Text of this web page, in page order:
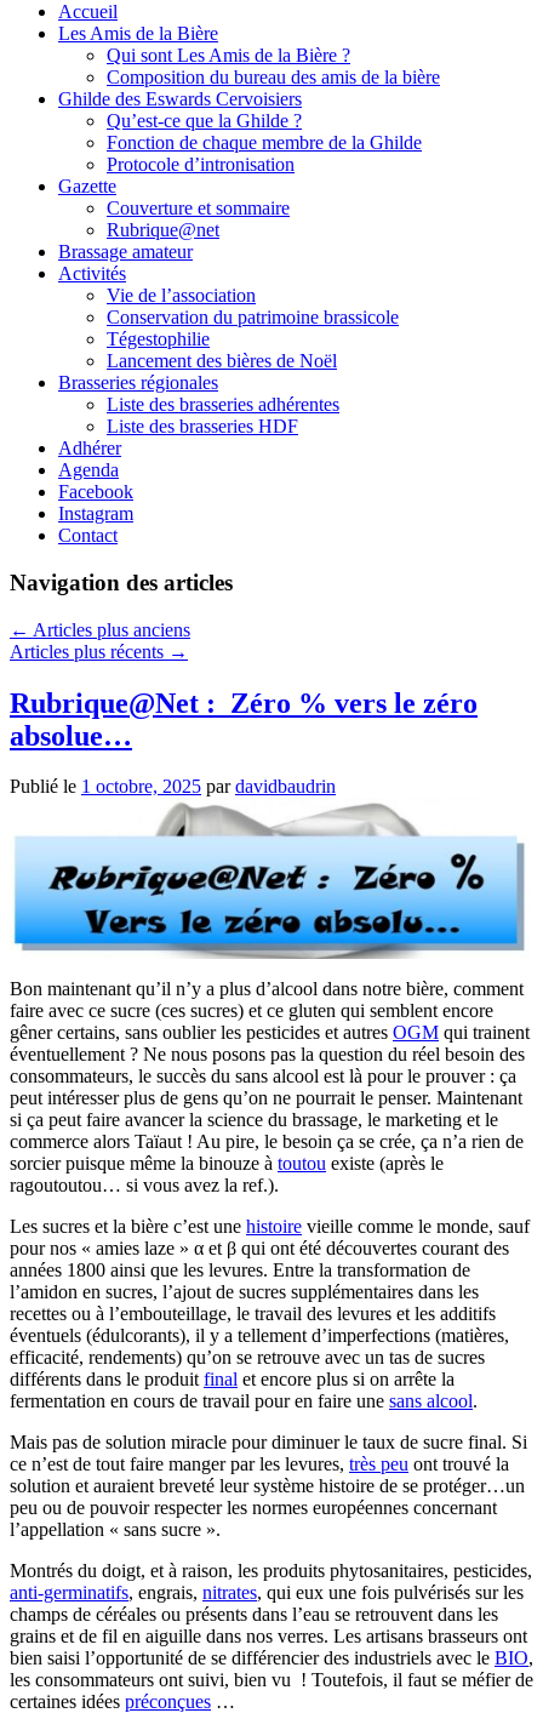
Accueil
Les Amis de la Bière
Qui sont Les Amis de la Bière ?
Composition du bureau des amis de la bière
Ghilde des Eswards Cervoisiers
Qu’est-ce que la Ghilde ?
Fonction de chaque membre de la Ghilde
Protocole d’intronisation
Gazette
Couverture et sommaire
Rubrique@net
Brassage amateur
Activités
Vie de l’association
Conservation du patrimoine brassicole
Tégestophilie
Lancement des bières de Noël
Brasseries régionales
Liste des brasseries adhérentes
Liste des brasseries HDF
Adhérer
Agenda
Facebook
Instagram
Contact
Navigation des articles
← Articles plus anciens
Articles plus récents →
Rubrique@Net : Zéro % vers le zéro
absolue…
Publié le 1 octobre, 2025 pardavidbaudrin
Bon maintenant qu’il n’y a plus d’alcool dans notre bière, comment
faire avec ce sucre (ces sucres) et ce gluten qui semblent encore
gêner certains, sans oublier les pesticides et autres OGM qui trainent
éventuellement ? Ne nous posons pas la question du réel besoin des
consommateurs, le succès du sans alcool est là pour le prouver : ça
peut intéresser plus de gens qu’on ne pourrait le penser. Maintenant
si ça peut faire avancer la science du brassage, le marketing et le
commerce alors Taïaut ! Au pire, le besoin ça se crée, ça n’a rien de
sorcier puisque même la binouze à toutou existe (après le
ragoutoutou… si vous avez la ref.).
Les sucres et la bière c’est une histoire vieille comme le monde, sauf
pour nos « amies laze » α et β qui ont été découvertes courant des
années 1800 ainsi que les levures. Entre la transformation de
l’amidon en sucres, l’ajout de sucres supplémentaires dans les
recettes ou à l’embouteillage, le travail des levures et les additifs
éventuels (édulcorants), il y a tellement d’imperfections (matières,
efficacité, rendements) qu’on se retrouve avec un tas de sucres
différents dans le produit final et encore plus si on arrête la
fermentation en cours de travail pour en faire une sans alcool.
Mais pas de solution miracle pour diminuer le taux de sucre final. Si
ce n’est de tout faire manger par les levures, très peu ont trouvé la
solution et auraient breveté leur système histoire de se protéger…un
peu ou de pouvoir respecter les normes européennes concernant
l’appellation « sans sucre ».
Montrés du doigt, et à raison, les produits phytosanitaires, pesticides,
anti-germinatifs, engrais, nitrates, qui eux une fois pulvérisés sur les
champs de céréales ou présents dans l’eau se retrouvent dans les
grains et de fil en aiguille dans nos verres. Les artisans brasseurs ont
bien saisi l’opportunité de se différencier des industriels avec le BIO,
les consommateurs ont suivi, bien vu ! Toutefois, il faut se méfier de
certaines idées préconçues …